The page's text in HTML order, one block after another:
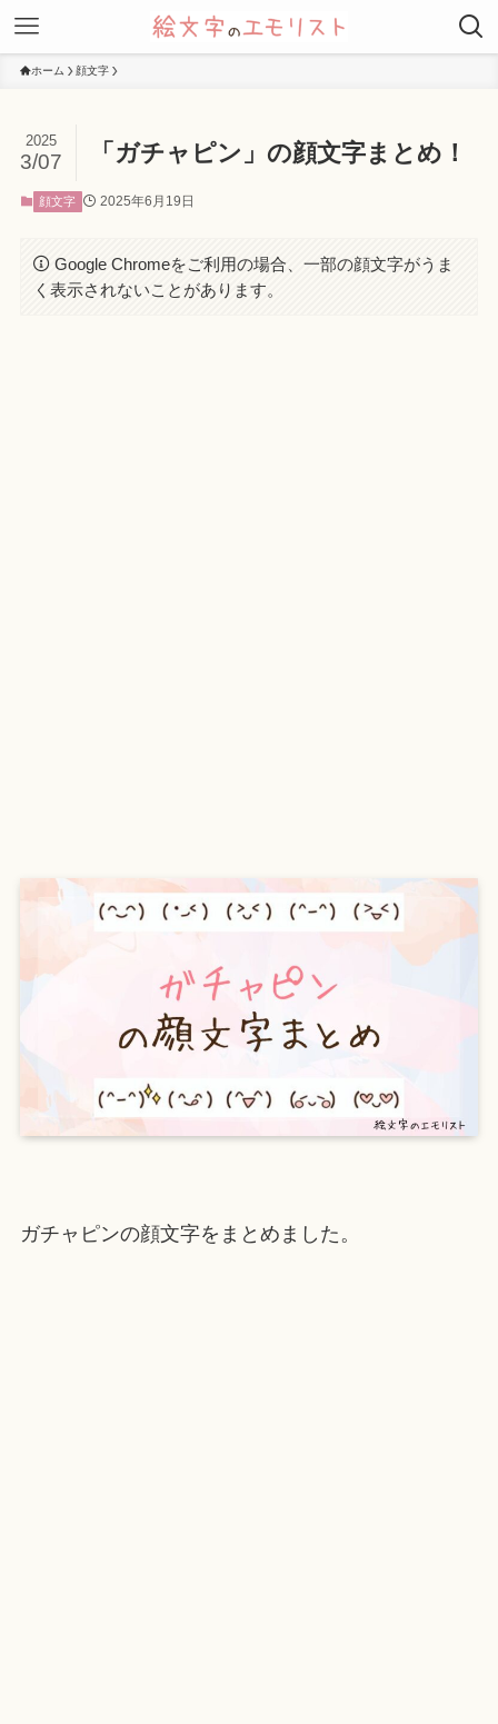
ホーム 顔文字
「ガチャピン」の顔文字まとめ！
2025
3/07
顔文字 2025年6月19日
Google Chromeをご利用の場合、一部の顔文字がうま
く表示されないことがあります。
ガチャピンの顔文字をまとめました。